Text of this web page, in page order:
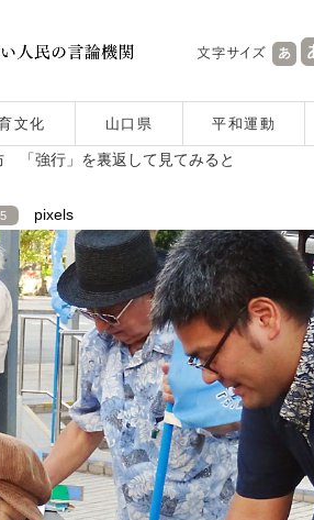
文化 山口県 平和運動
「強行」を裏返して見てみると
pixels